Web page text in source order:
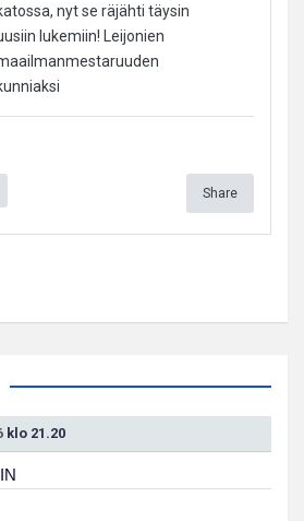
nyt se räjähti täysin
lukemiin! Leijonien
Share
klo 21.20